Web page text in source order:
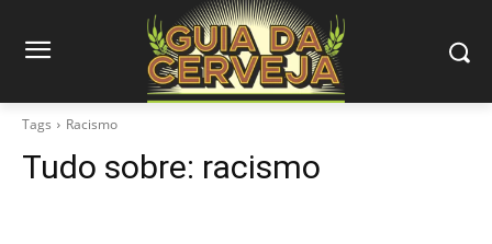
Tags Racismo
Tudo sobre: racismo